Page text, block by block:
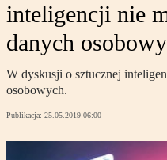
inteligencji nie
danych
W dyskusji o sztucznej
osobowych.
Publikacja: 25.05.2019 06:00